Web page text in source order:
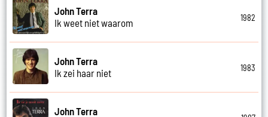
John Terra
Ik weet niet waarom
1982
John Terra
Ik zei haar niet
1983
John Terra